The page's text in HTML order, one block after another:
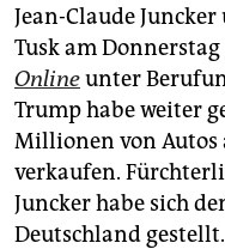
Jean-Claude
Tusk am Donnerstag
Onlineunter
Trump habe weiter
Millionen von Autos
verkaufen.
Juncker habe sich
Deutschland gestellt.